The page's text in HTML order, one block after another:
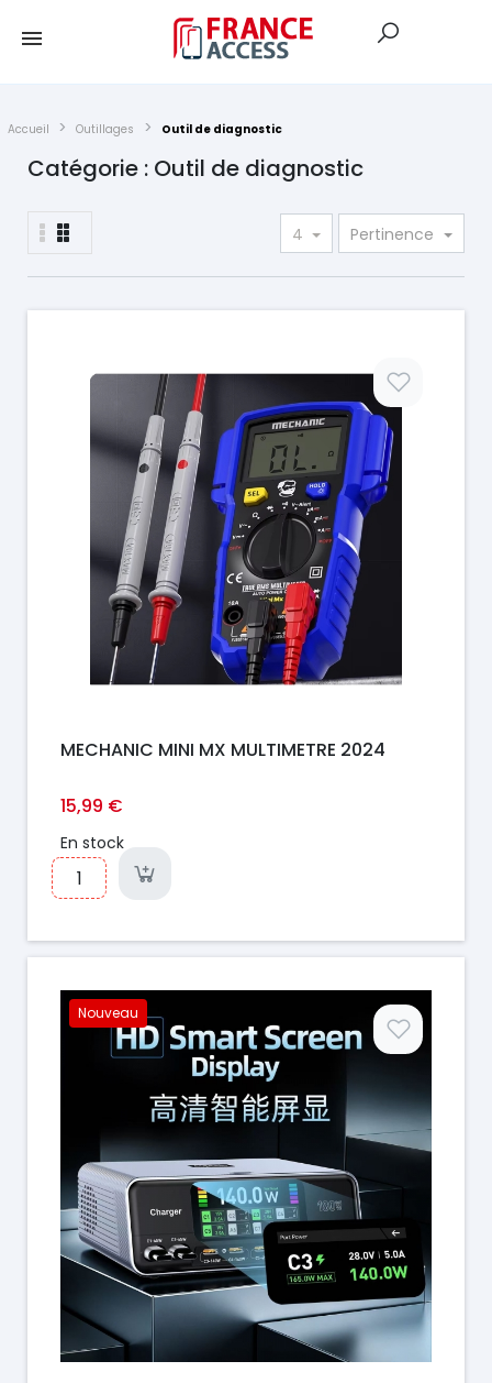
Accueil Outillages Outil de diagnostic
Catégorie : Outil de diagnostic
4 Pertinence
MECHANIC MINI MX MULTIMETRE 2024
15,99 €
En stock
Nouveau